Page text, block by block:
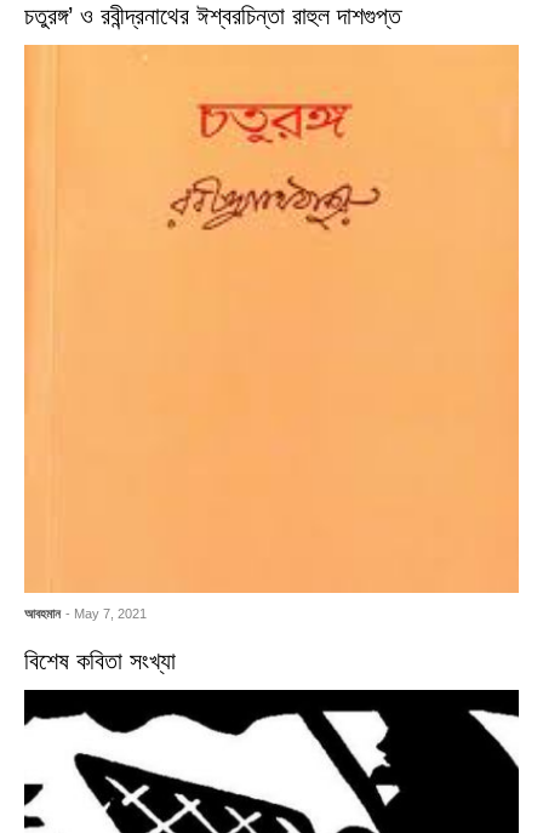
চতুরঙ্গ’ ও রবীন্দ্রনাথের ঈশ্বরচিন্তা রাহুল দাশগুপ্ত
আবহমান - May 7, 2021
বিশেষ কবিতা সংখ্যা